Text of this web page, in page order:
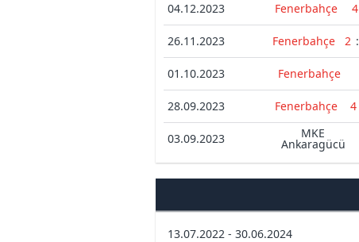
04.12.2023 Fenerbahçe 4
26.11.2023 Fenerbahçe 2 :
01.10.2023 Fenerbahçe
28.09.2023 Fenerbahçe 4
03.09.2023 MKE
Ankaragücü
13.07.2022 - 30.06.2024